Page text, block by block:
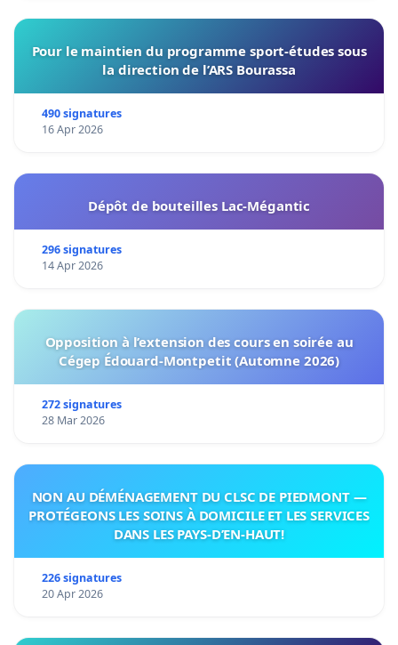
Pour le maintien du programme sport-études sous
la direction de l’ARS Bourassa
490 signatures
16 Apr 2026
Dépôt de bouteilles Lac-Mégantic
296 signatures
14 Apr 2026
Opposition à l’extension des cours en soirée au
Cégep Édouard-Montpetit (Automne 2026)
272 signatures
28 Mar 2026
NON AU DÉMÉNAGEMENT DU CLSC DE PIEDMONT —
PROTÉGEONS LES SOINS À DOMICILE ET LES SERVICES
DANS LES PAYS-D’EN-HAUT!
226 signatures
20 Apr 2026